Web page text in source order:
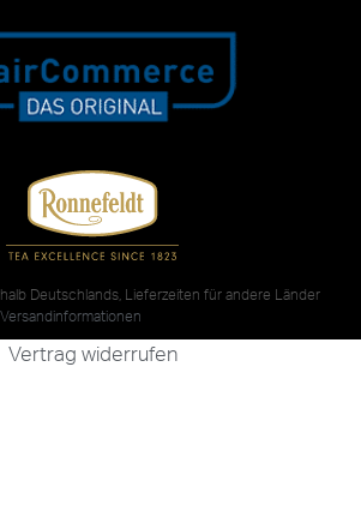
Deutschlands, Lieferzeiten für andere Länder
Versandinformationen
Vertrag widerrufen